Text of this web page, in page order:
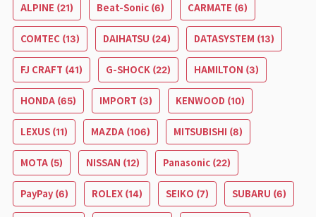
ALPINE (21) Beat-Sonic (6) CARMATE (6)
COMTEC (13) DAIHATSU (24) DATASYSTEM (13)
FJ CRAFT (41) G-SHOCK (22) HAMILTON (3)
HONDA (65) IMPORT (3) KENWOOD (10)
LEXUS (11) MAZDA (106) MITSUBISHI (8)
MOTA (5) NISSAN (12) Panasonic (22)
PayPay(6) ROLEX (14) SEIKO (7) SUBARU (6)